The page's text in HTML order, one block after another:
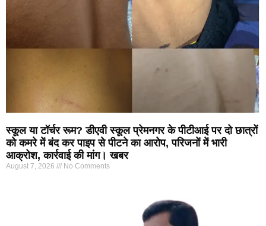
स्कूल या टॉर्चर रूम? डीएवी स्कूल प्रेमनगर के पीटीआई पर दो छात्रों
को कमरे में बंद कर पाइप से पीटने का आरोप, परिजनों में भारी
आक्रोश, कार्रवाई की मांग। खबर
August 7, 2026 No Comments